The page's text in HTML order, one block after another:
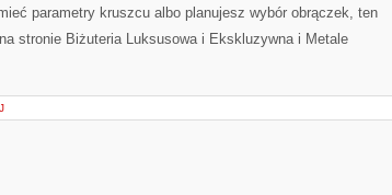
parametry kruszcu albo planujesz wybór obrączek, ten
stronie Biżuteria Luksusowa i Ekskluzywna i Metale